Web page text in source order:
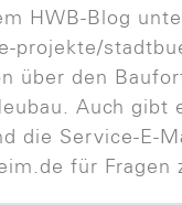
HWB-Blog
projekte/
über den
Auch gibt
die Service-E-
für Fragen